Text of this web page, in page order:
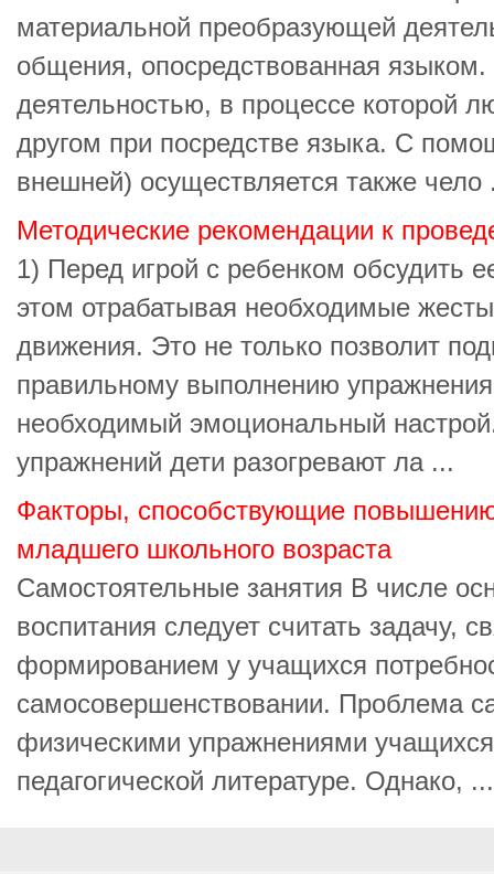
материальной преобразующей
общения, опосредствованная языком.
деятельностью, в процессе которой
другом при посредстве языка. С
внешней) осуществляется также чело
Методические рекомендации к
1) Перед игрой с ребенком обсудить
этом отрабатывая необходимые
движения. Это не только позволит
правильному выполнению
необходимый эмоциональный
упражнений дети разогревают ла ...
Факторы, способствующие
младшего школьного возраста
Самостоятельные занятия В числе
воспитания следует считать задачу,
формированием у учащихся
самосовершенствовании. Проблема
физическими упражнениями
педагогической литературе. Однако, ...